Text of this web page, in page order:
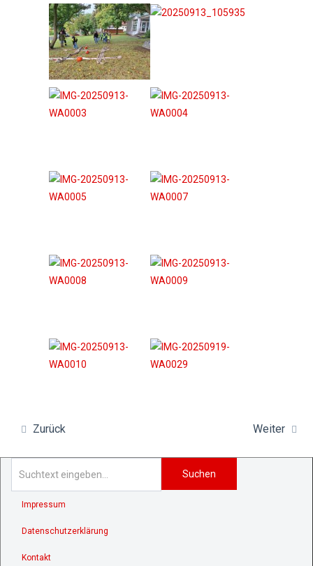
Zurück Weiter
Suchen
Impressum
Datenschutzerklärung
Kontakt